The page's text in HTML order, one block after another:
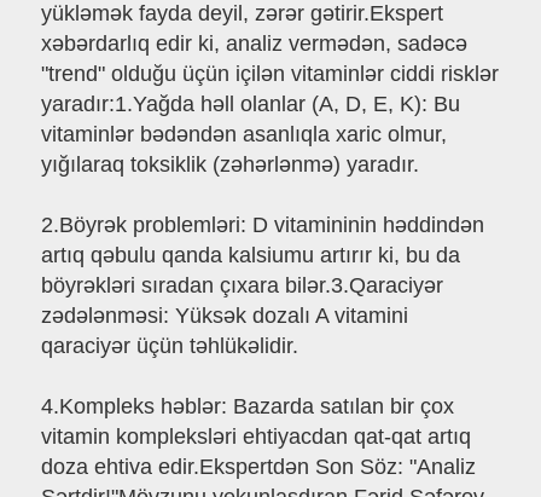
yükləmək fayda deyil, zərər gətirir.Ekspert
xəbərdarlıq edir ki, analiz vermədən, sadəcə
"trend" olduğu üçün içilən vitaminlər ciddi risklər
yaradır:1.Yağda həll olanlar (A, D, E, K): Bu
vitaminlər bədəndən asanlıqla xaric olmur,
yığılaraq toksiklik (zəhərlənmə) yaradır.
2.Böyrək problemləri: D vitamininin həddindən
artıq qəbulu qanda kalsiumu artırır ki, bu da
böyrəkləri sıradan çıxara bilər.3.Qaraciyər
zədələnməsi: Yüksək dozalı A vitamini
qaraciyər üçün təhlükəlidir.
4.Kompleks həblər: Bazarda satılan bir çox
vitamin kompleksləri ehtiyacdan qat-qat artıq
doza ehtiva edir.Ekspertdən Son Söz: "Analiz